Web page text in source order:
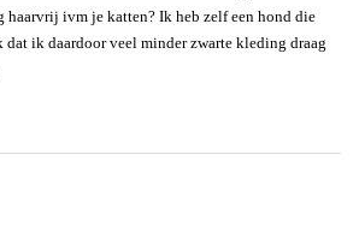
ivm je katten? Ik heb zelf een hond die
dat ik daardoor veel minder zwarte kleding draag